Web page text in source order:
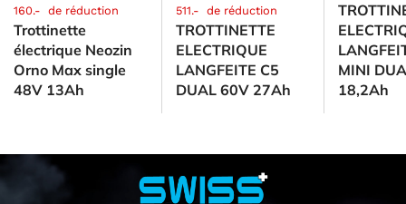
160.- de réduction
Trottinette
électrique Neozin
Orno Max single
48V 13Ah
511.- de réduction
TROTTINETTE
ELECTRIQUE
LANGFEITE C5
DUAL 60V 27Ah
MINI
18,2Ah